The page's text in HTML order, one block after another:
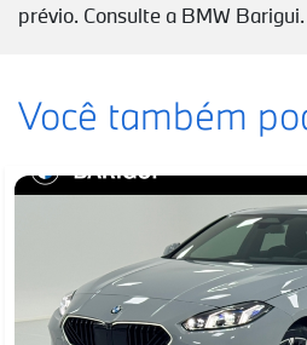
prévio. Consulte a BMW Barigui.
Você também